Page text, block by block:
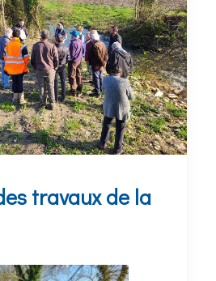
travaux de la